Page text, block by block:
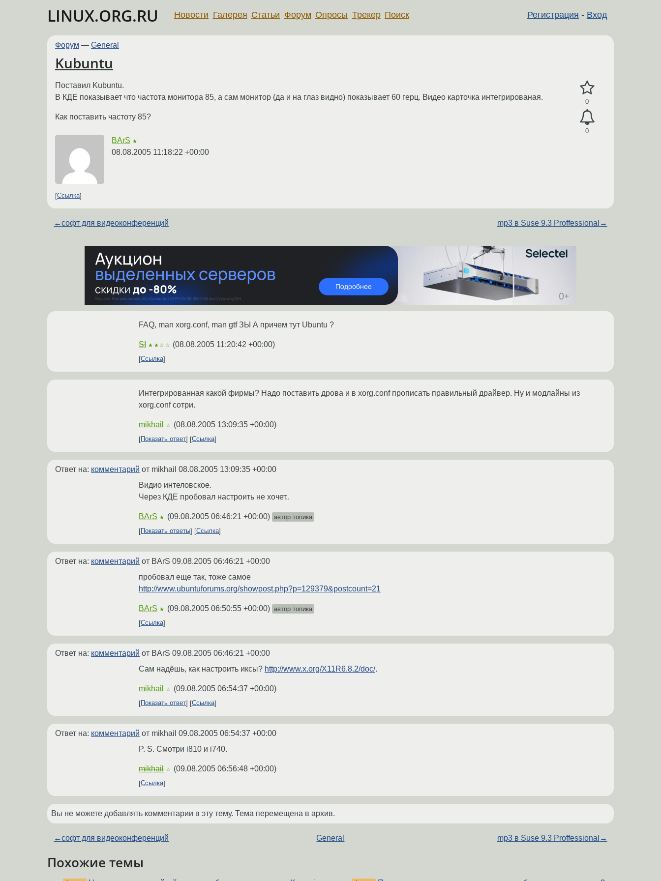
LINUX.ORG.RU Регистрация - Вход
Новости Галерея Статьи Форум Опросы Трекер Поиск
Форум — General
Kubuntu
0
0
Поставил Kubuntu.
В КДЕ показывает что частота монитора 85, а сам монитор (да и на глаз видно) показывает 60 герц. Видео карточка интегрированая.
Как поставить частоту 85?
BArS ★
08.08.2005 11:18:22 +00:00
Ссылка
←софт для видеоконференций mp3 в Suse 9.3 Proffessional →
FAQ, man xorg.conf, man gtf ЗЫ А причем тут Ubuntu ?
SI ★★☆☆ (08.08.2005 11:20:42 +00:00)
Ссылка
Интегрированная какой фирмы? Надо поставить дрова и в xorg.conf прописать правильный драйвер. Ну и модлайны из
xorg.conf сотри.
mikhail ☆ (08.08.2005 13:09:35 +00:00)
Показать ответ Ссылка
Ответ на: комментарий от mikhail 08.08.2005 13:09:35 +00:00
Видио интеловское.
Через КДЕ пробовал настроить не хочет..
BArS ★ (09.08.2005 06:46:21 +00:00) автор топика
Показать ответы
Ссылка
Ответ на: комментарий от BArS 09.08.2005 06:46:21 +00:00
пробовал еще так, тоже самое
http://www.ubuntuforums.org/showpost.php?p=129379&postcount=21
BArS ★ (09.08.2005 06:50:55 +00:00) автор топика
Ссылка
Ответ на: комментарий от BArS 09.08.2005 06:46:21 +00:00
Сам надёшь, как настроить иксы? http://www.x.org/X11R6.8.2/doc/.
mikhail ☆ (09.08.2005 06:54:37 +00:00)
Показать ответ Ссылка
Ответ на: комментарий от mikhail 09.08.2005 06:54:37 +00:00
P. S. Смотри i810 и i740.
mikhail ☆ (09.08.2005 06:56:48 +00:00)
Ссылка
Вы не можете добавлять комментарии в эту тему. Тема перемещена в архив.
←софт для видеоконференций General mp3 в Suse 9.3 Proffessional →
Похожие темы